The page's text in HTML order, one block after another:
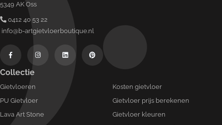
5349 AK Oss
0412 40 53 22
info@b-artgietvloerboutique.nl
Collectie
Gietvloeren
PU Gietvloer
Lava Art Stone
Kosten gietvloer
Gietvloer prijs berekenen
Gietvloer kleuren